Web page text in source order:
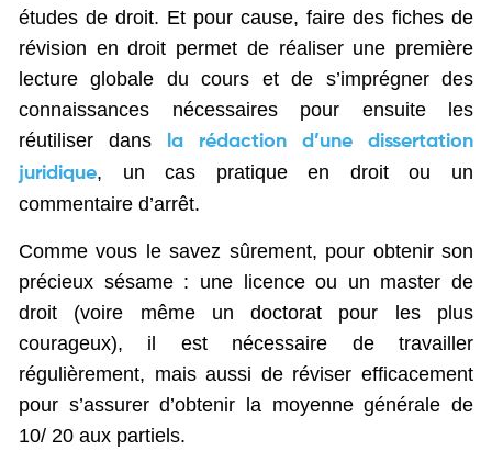
études de droit. Et pour cause, faire des fiches de
révision en droit permet de réaliser une première
lecture globale du cours et de s’imprégner des
connaissances nécessaires pour ensuite les
réutiliser dans
la rédaction d’une dissertation
juridique, un cas pratique en droit ou un
commentaire d’arrêt.
Comme vous le savez sûrement, pour obtenir son
précieux sésame : une licence ou un master de
droit (voire même un doctorat pour les plus
courageux), il est nécessaire de travailler
régulièrement, mais aussi de réviser efficacement
pour s’assurer d’obtenir la moyenne générale de
10/ 20 aux partiels.